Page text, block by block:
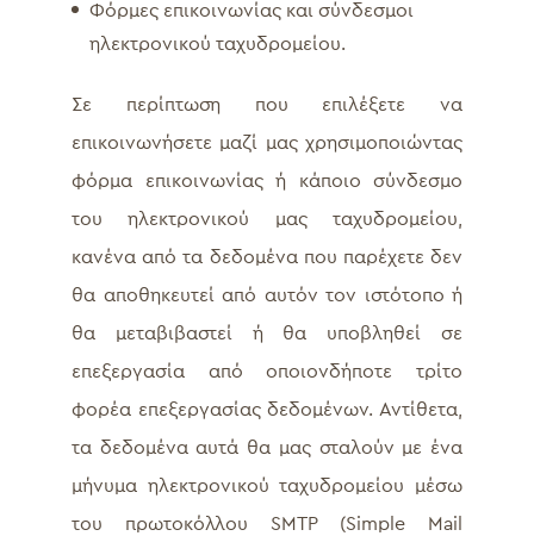
Φόρμες επικοινωνίας και σύνδεσμοι
ηλεκτρονικού ταχυδρομείου.
Σε περίπτωση που επιλέξετε να
επικοινωνήσετε μαζί μας χρησιμοποιώντας
φόρμα επικοινωνίας ή κάποιο σύνδεσμο
του ηλεκτρονικού μας ταχυδρομείου,
κανένα από τα δεδομένα που παρέχετε δεν
θα αποθηκευτεί από αυτόν τον ιστότοπο ή
θα μεταβιβαστεί ή θα υποβληθεί σε
επεξεργασία από οποιονδήποτε τρίτο
φορέα επεξεργασίας δεδομένων. Αντίθετα,
τα δεδομένα αυτά θα μας σταλούν με ένα
μήνυμα ηλεκτρονικού ταχυδρομείου μέσω
του πρωτοκόλλου SMTP (Simple Mail